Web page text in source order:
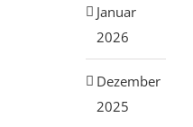
Januar
2026
Dezember
2025